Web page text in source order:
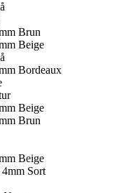
Brun
Beige
Bordeaux
Beige
Brun
Beige
Sort